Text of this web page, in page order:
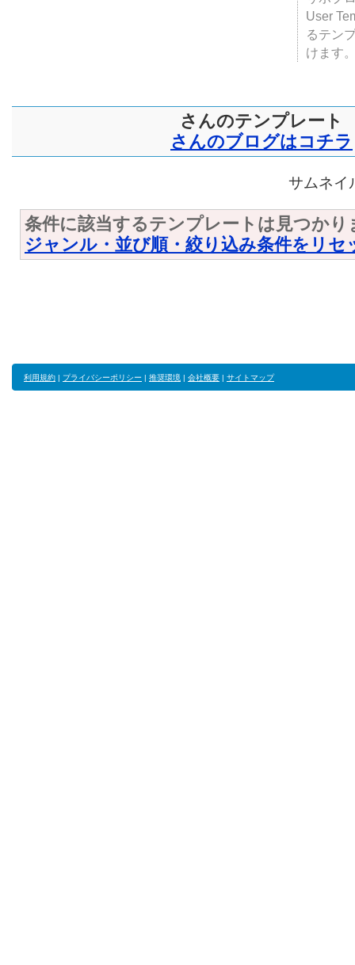
User
るテン
けます
さんのテンプレート
さんのブログはコチラ
サムネイ
条件に該当するテンプレートは見つかり
ジャンル・並び順・絞り込み条件をリセ
利用規約 | プライバシーポリシー | 推奨環境 | 会社概要 | サイトマップ